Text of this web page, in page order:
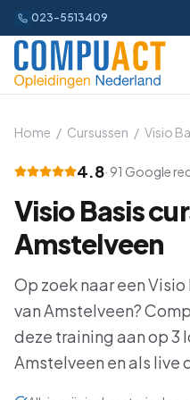
023-5513409
Excel
Excel Basis
Excel: Draaitabellen
Excel: Analyse en
Word
Word Gevorderd
Word: Complexe
Outlook Alles-in-een
Outlook en Time
PowerPoint
PowerPoint Alles-in-
Power BI
Home / Cursussen / Visio
4.8· 91 Google
Visio Basis
Amstelveen
Op zoek naar eenVisio
vanAmstelveen?
deze training aan op3
Amstelveen en als live